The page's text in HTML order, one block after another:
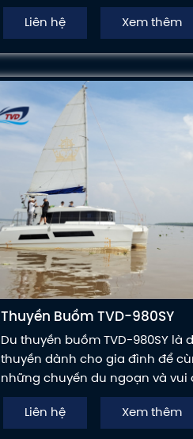
khách siêu tốc chạy tuyến Vân
Liên hệ
Xem thêm
Thuyền Buồm TVD-980SY
Du thuyền buồm TVD-980SY là
thuyền dành cho gia đình để
những chuyến du ngoạn và vui
sông nước.
Liên hệ
Xem thêm